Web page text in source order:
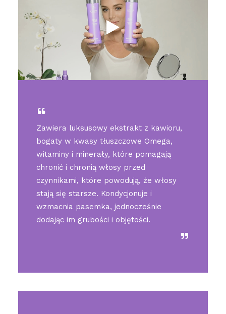
Zawiera luksusowy ekstrakt z kawioru,
bogaty w kwasy tłuszczowe Omega,
witaminy i minerały, które pomagają
chronić i chronią włosy przed
czynnikami, które powodują, że włosy
stają się starsze. Kondycjonuje i
wzmacnia pasemka, jednocześnie
dodając im grubości i objętości.